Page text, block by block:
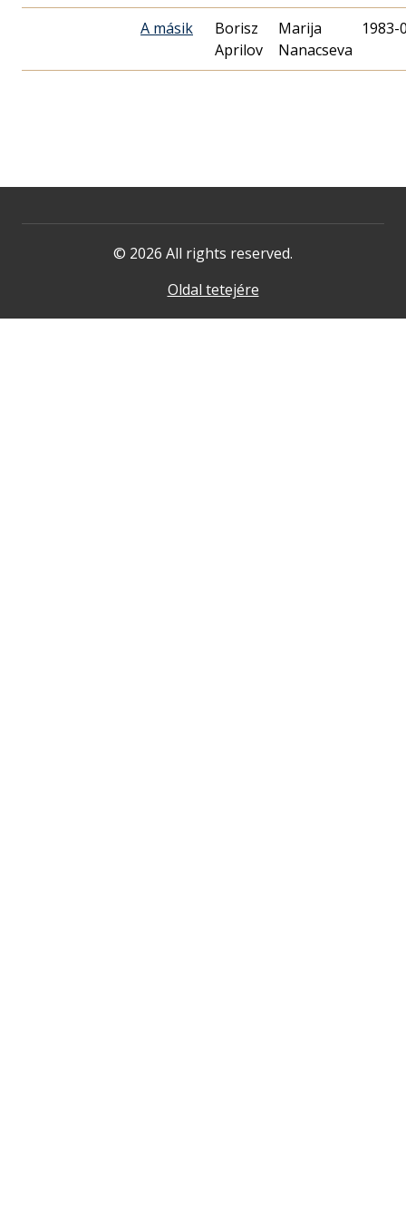
A másik
Borisz
Aprilov
Marija
Nanacseva
1983-
© 2026 All rights reserved.
Oldal tetejére